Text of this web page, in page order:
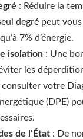
: Réduire la
degré peut
7% d’énergie.
isolation : Une
les
consulter votre
(DPE)
de l’État : De